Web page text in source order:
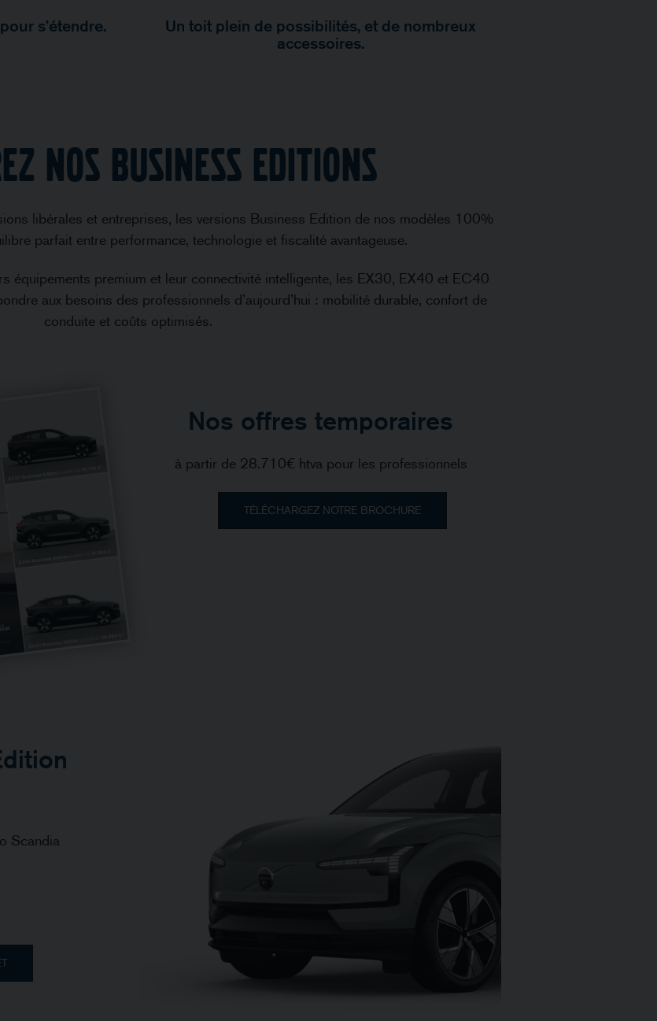
s’étendre.
Un toit plein de possibilités, et de nombreux
accessoires.
nos Business Editions
libérales et entreprises, les versions Business Edition de nos modèles 100%
parfait entre performance, technologie et fiscalité avantageuse.
équipements premium et leur connectivité intelligente, les EX30, EX40 et EC40
aux besoins des professionnels d’aujourd’hui : mobilité durable, confort de
conduite et coûts optimisés.
Nos offres temporaires
à partir de 28.710€ htva pour les professionnels
TÉLÉCHARGEZ NOTRE BROCHURE
Scandia